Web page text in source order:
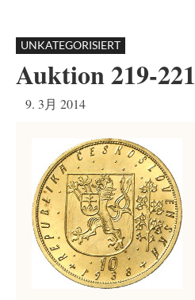
UNKATEGORISIERT
Auktion 219-221
9. 3月 2014